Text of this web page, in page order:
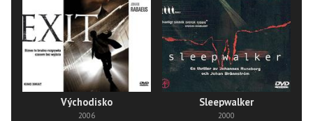
Východisko
2006
Sleepwalker
2000